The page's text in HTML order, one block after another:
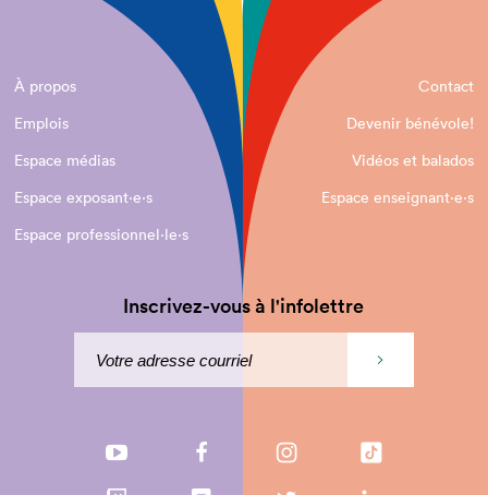
À propos
Contact
Emplois
Devenir bénévole!
Espace médias
Vidéos et balados
Espace exposant·e⋅s
Espace enseignant·e⋅s
Espace professionnel·le⋅s
Inscrivez-vous à l'infolettre